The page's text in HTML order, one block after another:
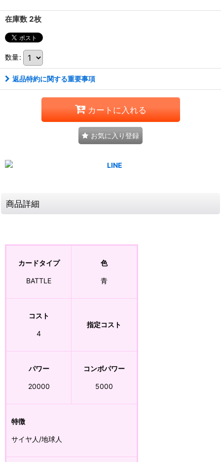
在庫数 2枚
数量:
返品特約に関する重要事項
カートに入れる
お気に入り登録
商品詳細
カードタイプ
BATTLE
色
青
コスト
4
指定コスト
パワー
20000
コンボパワー
5000
特徴
サイヤ人/地球人